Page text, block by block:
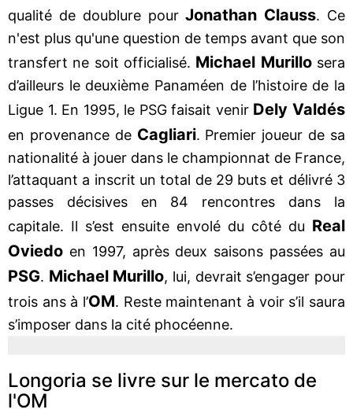
qualité de doublure pourJonathan Clauss. Ce
n'est plus qu'une question de temps avant que son
transfert ne soit officialisé. Michael Murillosera
d’ailleurs le deuxième Panaméen de l’histoire de la
Ligue 1. En 1995, le PSG faisait venir Dely Valdés
en provenance de Cagliari. Premier joueur de sa
nationalité à jouer dans le championnat de France,
l’attaquant a inscrit un total de 29 buts et délivré 3
passes décisives en 84 rencontres dans la
capitale. Il s’est ensuite envolé du côté du Real
Oviedo en 1997, après deux saisons passées au
PSG. Michael Murillo, lui, devrait s’engager pour
trois ans à l’OM. Reste maintenant à voir s’il saura
s’imposer dans la cité phocéenne.
Longoria se livre sur le mercato de
l'OM